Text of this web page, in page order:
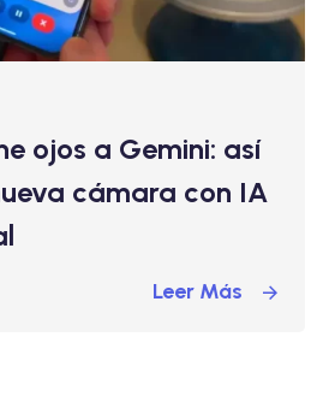
ojos a Gemini: así
cámara con IA
Leer Más